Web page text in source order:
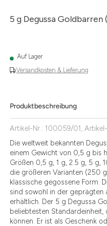
5 g Degussa
Versandkosten & Lieferung
Auf Lager
Produktbeschreibung
Artikel-Nr.: 100059/01,
Die weltweit bekannten
einem Gewicht von 0,5 g bis
Größen 0,5 g, 1 g, 2.5 g, 5 g,
die größeren Varianten (250
klassische gegossene Form.
sind sowohl in der geprägten
erhältlich. Der 5 g Degussa
beliebtesten Standardeinheit,
können. Er ist als Geschenk